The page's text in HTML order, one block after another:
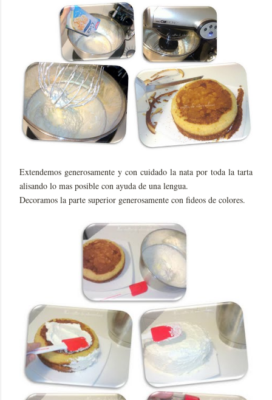
Extendemos generosamente y con cuidado la nata por toda la tarta
alisando lo mas posible con ayuda de una lengua.
Decoramos la parte superior generosamente con fideos de colores.